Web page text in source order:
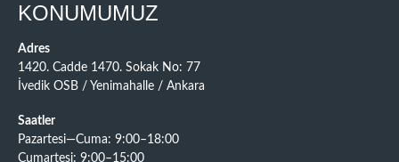
KONUMUMUZ
Adres
1420. Cadde 1470. Sokak No: 77
İvedik OSB / Yenimahalle / Ankara
Saatler
Pazartesi—Cuma: 9:00–18:00
Cumartesi: 9:00–15:00